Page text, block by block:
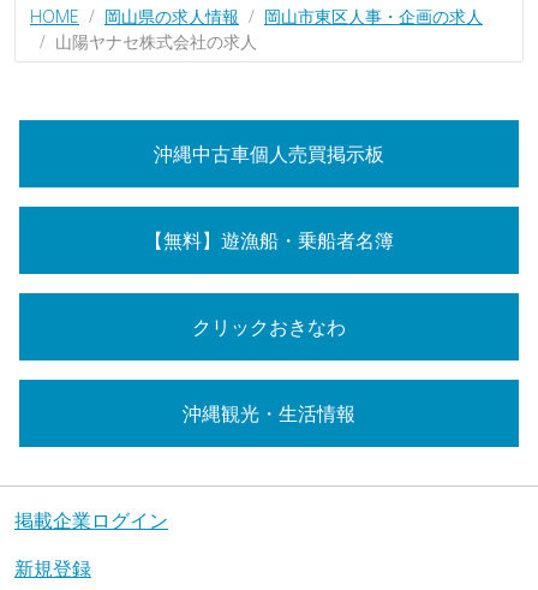
HOME 岡山県の求人情報
岡山市東区人事・企画の求人
山陽ヤナセ株式会社の求人
沖縄中古車個人売買掲示板
【無料】遊漁船・乗船者名簿
クリックおきなわ
沖縄観光・生活情報
掲載企業ログイン
新規登録